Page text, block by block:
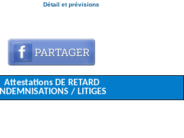
Détail et prévisions
Attestations DE RETARD
INDEMNISATIONS / LITIGES